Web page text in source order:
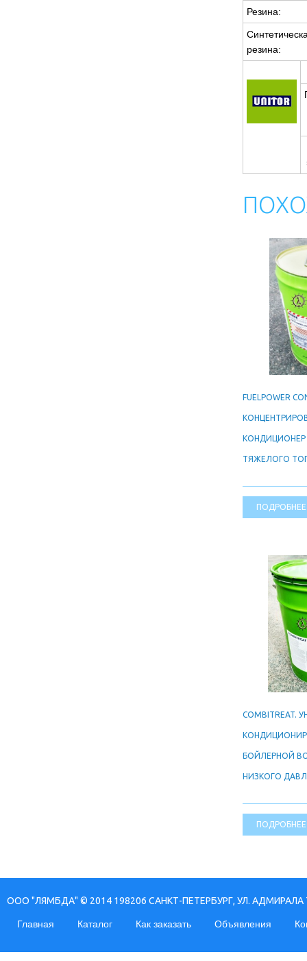
Резина:
резина:
FUELPOWER
КОНДИЦИОНЕР
ТЯЖЕЛОГО
ПОДРОБНЕЕ
COMBITREAT.
БОЙЛЕРНОЙ
НИЗКОГО
ПОДРОБНЕЕ
ООО "ЛЯМБДА" © 2014 198206 САНКТ-ПЕТЕРБУРГ, УЛ. АДМИРАЛА
Главная Каталог Как заказать Объявления